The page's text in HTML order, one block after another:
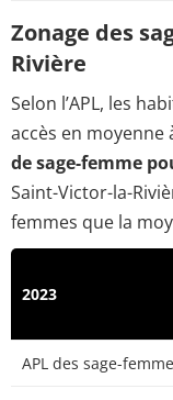
Zonage des
Rivière
Selon l’APL, les
accès en moyenne
de sage-femme
Saint-Victor-la-
femmes que la
2023
APL des sage-